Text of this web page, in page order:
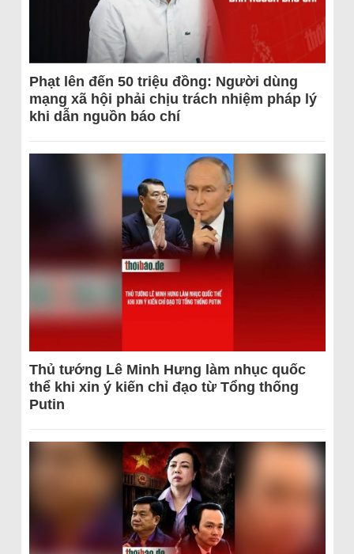
Phạt lên đến 50 triệu đồng: Người dùng
mạng xã hội phải chịu trách nhiệm pháp lý
khi dẫn nguồn báo chí
Thủ tướng Lê Minh Hưng làm nhục quốc
thể khi xin ý kiến chỉ đạo từ Tổng thống
Putin